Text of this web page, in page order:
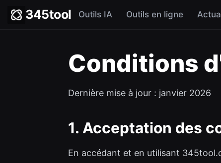
345tool Outils IA Outils en ligne
Conditions
Dernière mise à jour : janvier 2026
1. Acceptation des
En accédant et en utilisant